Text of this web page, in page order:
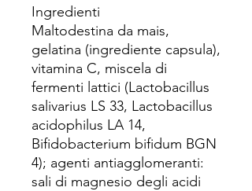
Ingredienti
Maltodestina da mais,
gelatina (ingrediente capsula),
vitamina C, miscela di
fermenti lattici (Lactobacillus
salivarius LS 33, Lactobacillus
acidophilus LA 14,
Bifidobacterium bifidum BGN
4); agenti antiagglomeranti:
sali di magnesio degli acidi